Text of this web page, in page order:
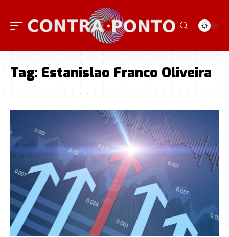
Tag: Estanislao Franco Oliveira